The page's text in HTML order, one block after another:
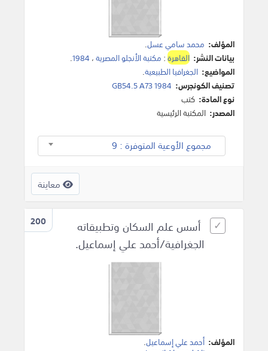
المؤلف: محمد سامي عسل.
بيانات النشر: القاهرة: مكتبة الأنجلو المصرية، 1984
.
المواضيع: الجغرافيا الطبيعية.
تصنيف الكونجرس: GB54.5 A73 1984
نوع المادة: كتب
المصدر: المكتبة الرئيسية
مجموع الأوعية المتوفرة : 9
معاينة
200
أسس علم السكان وتطبيقاته
الجغرافية/أحمد علي إسماعيل.
المؤلف: أحمد علي إسماعيل.